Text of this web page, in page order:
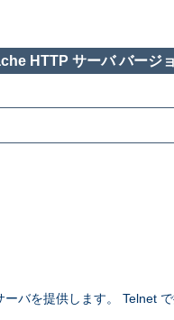
HTTP サーバ バージ
バを提供します。 Telnet